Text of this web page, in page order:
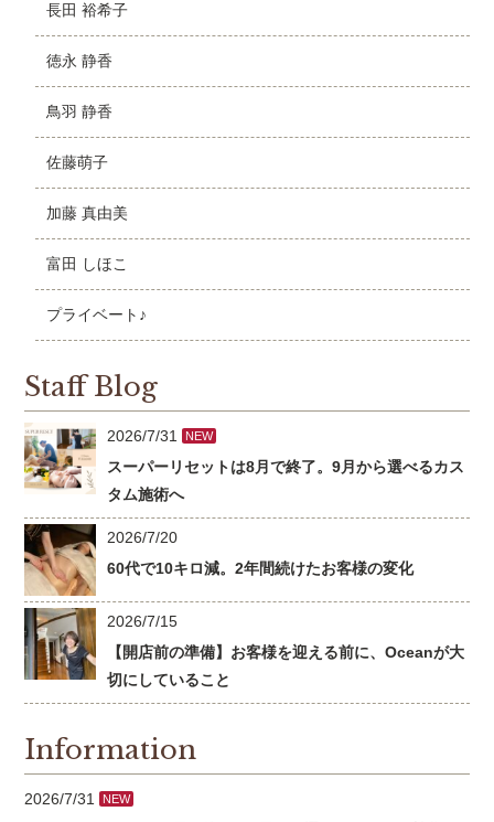
長田 裕希子
徳永 静香
鳥羽 静香
佐藤萌子
加藤 真由美
富田 しほこ
プライベート♪
Staff Blog
2026/7/31 NEW
スーパーリセットは8月で終了。9月から選べるカス
タム施術へ
2026/7/20
60代で10キロ減。2年間続けたお客様の変化
2026/7/15
【開店前の準備】お客様を迎える前に、Oceanが大
切にしていること
Information
2026/7/31 NEW